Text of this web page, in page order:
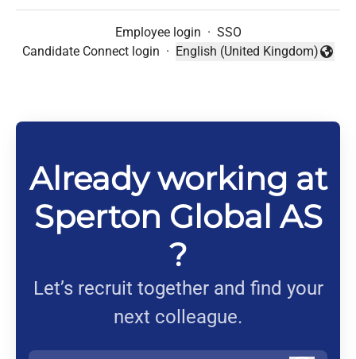
Employee login · SSO
Candidate Connect login ·
Change language
English (United Kingdom)
Already working at
Sperton Global AS
?
Let’s recruit together and find your
next colleague.